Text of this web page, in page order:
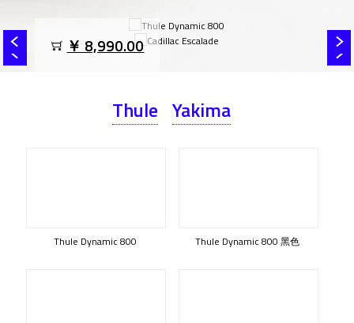
￥ 8,990.00
Thule Yakima
Thule Dynamic 800 Thule Dynamic 800 黑色